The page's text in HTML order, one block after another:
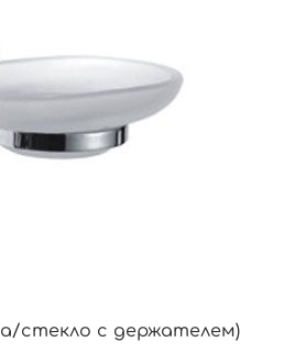
стекло с держателем)